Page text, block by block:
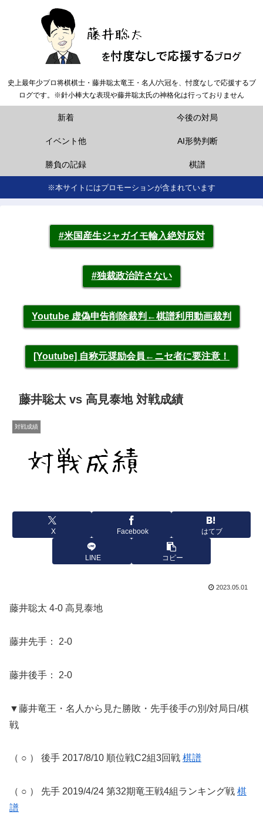
史上最年少プロ将棋棋士・藤井聡太竜王・名人/六冠を、忖度なしで応援するブ
ログです。※針小棒大な表現や藤井聡太氏の神格化は行っておりません
新着 今後の対局
イベント他 AI形勢判断
勝負の記録 棋譜
※本サイトにはプロモーションが含まれています
#米国産生ジャガイモ輸入絶対反対
#独裁政治許さない
Youtube 虚偽申告削除裁判←棋譜利用動画裁判
[Youtube] 自称元奨励会員←ニセ者に要注意！
藤井聡太 vs 高見泰地 対戦成績
対戦成績
X Facebook はてブ
LINE コピー
2023.05.01
藤井聡太 4-0 高見泰地
藤井先手： 2-0
藤井後手： 2-0
▼藤井竜王・名人から見た勝敗・先手後手の別/対局日/棋
戦
（ ○ ） 後手 2017/8/10 順位戦C2組3回戦 棋譜
（ ○ ） 先手 2019/4/24 第32期竜王戦4組ランキング戦 棋
譜